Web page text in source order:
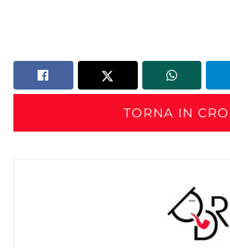
TORNA IN